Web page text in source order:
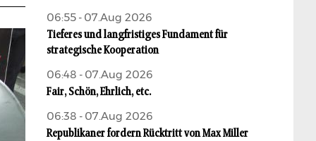
06:55 - 07.Aug 2026
Tieferes und langfristiges Fundament für
strategische Kooperation
06:48 - 07.Aug 2026
Fair, Schön, Ehrlich, etc.
06:38 - 07.Aug 2026
Republikaner fordern Rücktritt von Max Miller